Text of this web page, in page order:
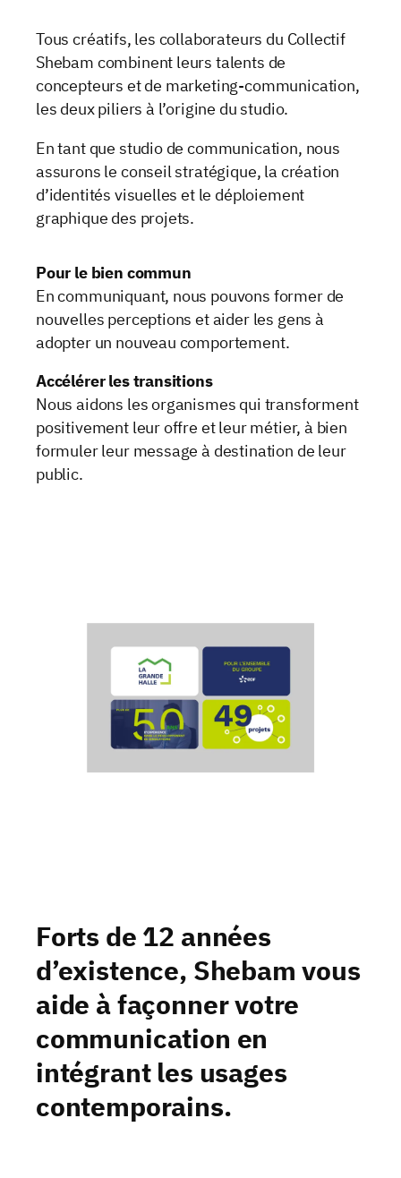
Tous créatifs, les collaborateurs du Collectif
Shebam combinent leurs talents de
concepteurs et de marketing-communication,
les deux piliers à l’origine du studio.
En tant que studio de communication, nous
assurons le conseil stratégique, la création
d’identités visuelles et le déploiement
graphique des projets.
Pour le bien commun
En communiquant, nous pouvons former de
nouvelles perceptions et aider les gens à
adopter un nouveau comportement.
Accélérer les transitions
Nous aidons les organismes qui transforment
positivement leur offre et leur métier, à bien
formuler leur message à destination de leur
public.
Forts de 12 années
d’existence, Shebam vous
aide à façonner votre
communication en
intégrant les usages
contemporains.